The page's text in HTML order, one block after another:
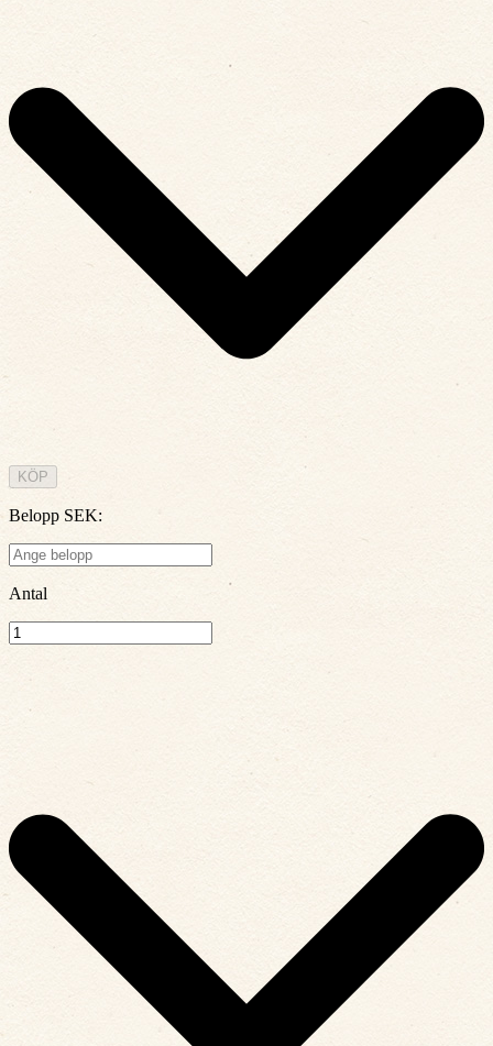
KÖP
Belopp SEK:
Antal